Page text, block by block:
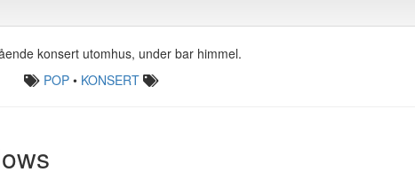
konsert utomhus, under bar himmel.
POP • KONSERT